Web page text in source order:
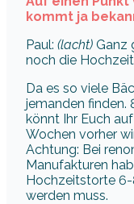
kommt ja
Paul: (lacht) Ganz
noch die
Da es so viele
jemanden finden.
könnt Ihr Euch
Wochen vorher
Achtung: Bei
Manufakturen
Hochzeitstorte
werden muss.